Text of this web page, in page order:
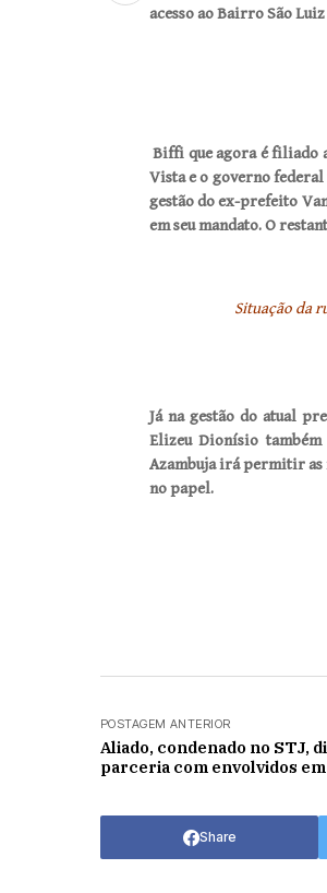
acesso ao Bairro São
Biffi que agora é filiado
Vista e o governo
gestão do ex-prefeito
em seu mandato. O
Situação da
Já na gestão do atual
Elizeu Dionísio
Azambuja irá permitir as
no papel.
POSTAGEM ANTERIOR
Aliado, condenado no STJ,
parceria com envolvidos
Share